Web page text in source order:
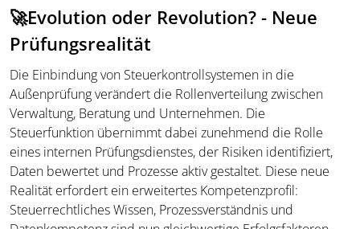
🚀Evolution oder Revolution? - Neue
Prüfungsrealität
Die Einbindung von Steuerkontrollsystemen in die
Außenprüfung verändert die Rollenverteilung zwischen
Verwaltung, Beratung und Unternehmen. Die
Steuerfunktion übernimmt dabei zunehmend die Rolle
eines internen Prüfungsdienstes, der Risiken identifiziert,
Daten bewertet und Prozesse aktiv gestaltet. Diese neue
Realität erfordert ein erweitertes Kompetenzprofil:
Steuerrechtliches Wissen, Prozessverständnis und